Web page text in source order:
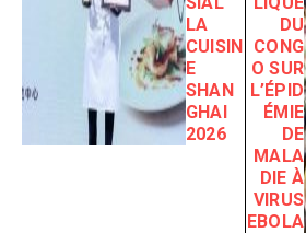
LA
CUISIN
E
SHAN
GHAI
2026
DU
CONG
O SUR
L’ÉPID
ÉMIE
DE
MALA
DIE À
VIRUS
EBOLA